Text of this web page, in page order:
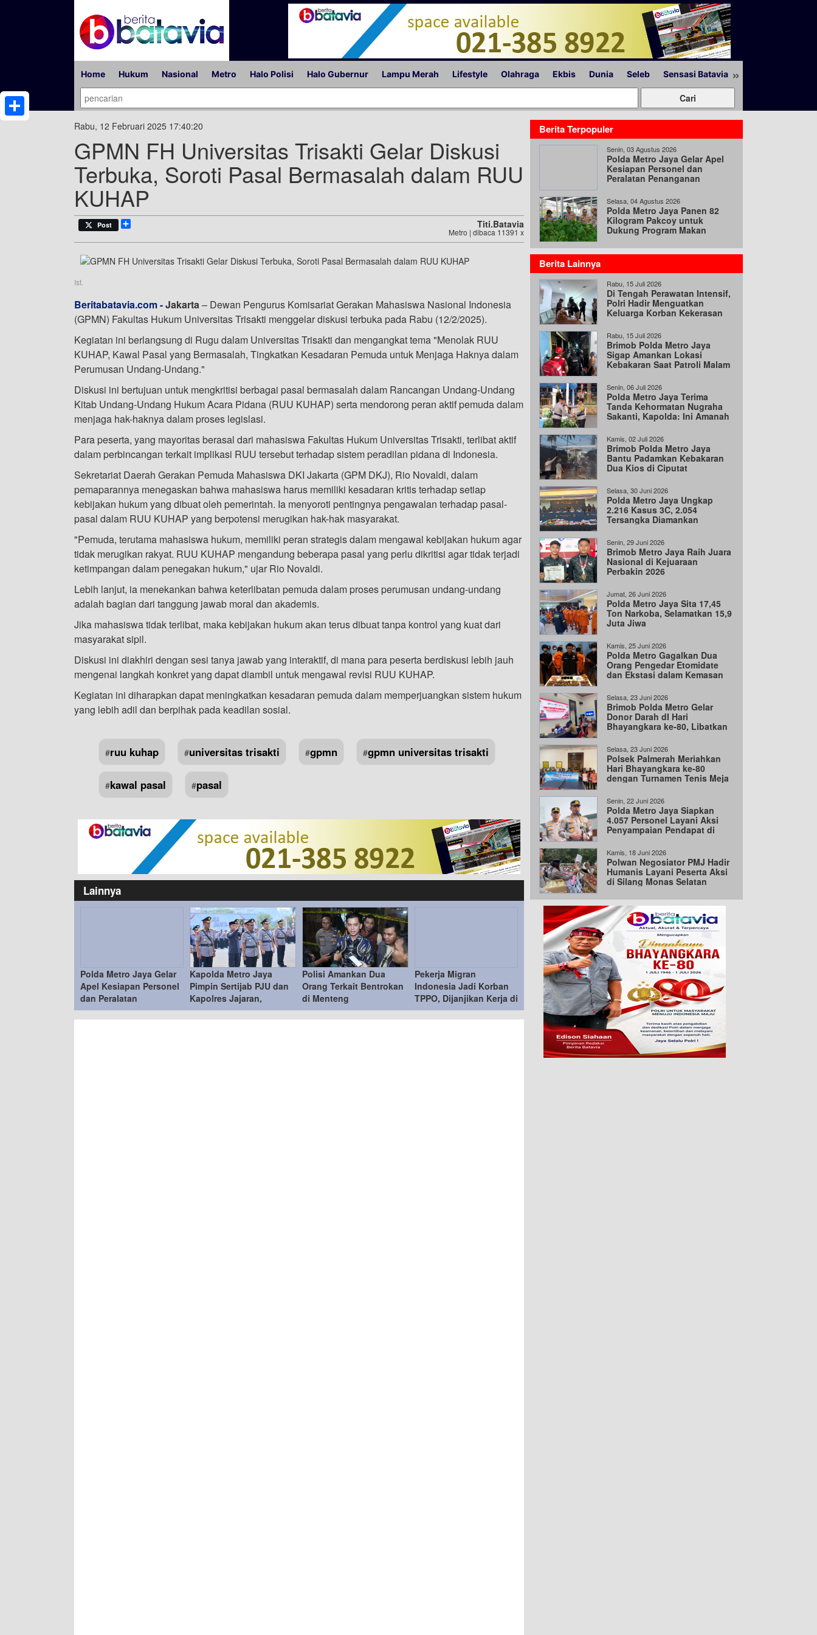
Home Hukum Nasional Metro Halo Polisi Halo Gubernur Lampu Merah Lifestyle Olahraga Ekbis Dunia Seleb Sensasi Batavia »
Rabu, 12 Februari 2025 17:40:20
GPMN FH Universitas Trisakti Gelar Diskusi
Terbuka, Soroti Pasal Bermasalah dalam RUU
KUHAP
Post Titi.batavia
Metro | dibaca 11391 x
Ist.
Beritabatavia.com -Jakarta– Dewan Pengurus Komisariat Gerakan Mahasiswa Nasional Indonesia
(GPMN) Fakultas Hukum Universitas Trisakti menggelar diskusi terbuka pada Rabu (12/2/2025).
Kegiatan ini berlangsung di Rugu dalam Universitas Trisakti dan mengangkat tema "Menolak RUU
KUHAP, Kawal Pasal yang Bermasalah, Tingkatkan Kesadaran Pemuda untuk Menjaga Haknya dalam
Perumusan Undang-Undang."
Diskusi ini bertujuan untuk mengkritisi berbagai pasal bermasalah dalam Rancangan Undang-Undang
Kitab Undang-Undang Hukum Acara Pidana (RUU KUHAP) serta mendorong peran aktif pemuda dalam
menjaga hak-haknya dalam proses legislasi.
Para peserta, yang mayoritas berasal dari mahasiswa Fakultas Hukum Universitas Trisakti, terlibat aktif
dalam perbincangan terkait implikasi RUU tersebut terhadap sistem peradilan pidana di Indonesia.
Sekretariat Daerah Gerakan Pemuda Mahasiswa DKI Jakarta (GPM DKJ), Rio Novaldi, dalam
pemaparannya menegaskan bahwa mahasiswa harus memiliki kesadaran kritis terhadap setiap
kebijakan hukum yang dibuat oleh pemerintah. Ia menyoroti pentingnya pengawalan terhadap pasal-
pasal dalam RUU KUHAP yang berpotensi merugikan hak-hak masyarakat.
"Pemuda, terutama mahasiswa hukum, memiliki peran strategis dalam mengawal kebijakan hukum agar
tidak merugikan rakyat. RUU KUHAP mengandung beberapa pasal yang perlu dikritisi agar tidak terjadi
ketimpangan dalam penegakan hukum," ujar Rio Novaldi.
Lebih lanjut, ia menekankan bahwa keterlibatan pemuda dalam proses perumusan undang-undang
adalah bagian dari tanggung jawab moral dan akademis.
Jika mahasiswa tidak terlibat, maka kebijakan hukum akan terus dibuat tanpa kontrol yang kuat dari
masyarakat sipil.
Diskusi ini diakhiri dengan sesi tanya jawab yang interaktif, di mana para peserta berdiskusi lebih jauh
mengenai langkah konkret yang dapat diambil untuk mengawal revisi RUU KUHAP.
Kegiatan ini diharapkan dapat meningkatkan kesadaran pemuda dalam memperjuangkan sistem hukum
yang lebih adil dan berpihak pada keadilan sosial.
Share
#ruu kuhap #universitas trisakti #gpmn #gpmn universitas trisakti
#kawal pasal #pasal
Lainnya
Polda Metro Jaya Gelar
Apel Kesiapan Personel
dan Peralatan
Penanganan Bencana
Kapolda Metro Jaya
Pimpin Sertijab PJU dan
Kapolres Jajaran,
Penyegaran Organisasi
Polisi Amankan Dua
Orang Terkait Bentrokan
di Menteng
Pekerja Migran
Indonesia Jadi Korban
TPPO, Dijanjikan Kerja di
Turki Berujung ke Libya
Berita Terpopuler
Senin, 03 Agustus 2026
Polda Metro Jaya Gelar Apel
Kesiapan Personel dan
Peralatan Penanganan
Selasa, 04 Agustus 2026
Polda Metro Jaya Panen 82
Kilogram Pakcoy untuk
Dukung Program Makan
Berita Lainnya
Rabu, 15 Juli 2026
Di Tengah Perawatan Intensif,
Polri Hadir Menguatkan
Keluarga Korban Kekerasan
Rabu, 15 Juli 2026
Brimob Polda Metro Jaya
Sigap Amankan Lokasi
Kebakaran Saat Patroli Malam
Senin, 06 Juli 2026
Polda Metro Jaya Terima
Tanda Kehormatan Nugraha
Sakanti, Kapolda: Ini Amanah
Kamis, 02 Juli 2026
Brimob Polda Metro Jaya
Bantu Padamkan Kebakaran
Dua Kios di Ciputat
Selasa, 30 Juni 2026
Polda Metro Jaya Ungkap
2.216 Kasus 3C, 2.054
Tersangka Diamankan
Senin, 29 Juni 2026
Brimob Metro Jaya Raih Juara
Nasional di Kejuaraan
Perbakin 2026
Jumat, 26 Juni 2026
Polda Metro Jaya Sita 17,45
Ton Narkoba, Selamatkan 15,9
Juta Jiwa
Kamis, 25 Juni 2026
Polda Metro Gagalkan Dua
Orang Pengedar Etomidate
dan Ekstasi dalam Kemasan
Selasa, 23 Juni 2026
Brimob Polda Metro Gelar
Donor Darah dI Hari
Bhayangkara ke-80, Libatkan
Selasa, 23 Juni 2026
Polsek Palmerah Meriahkan
Hari Bhayangkara ke-80
dengan Turnamen Tenis Meja
Senin, 22 Juni 2026
Polda Metro Jaya Siapkan
4.057 Personel Layani Aksi
Penyampaian Pendapat di
Kamis, 18 Juni 2026
Polwan Negosiator PMJ Hadir
Humanis Layani Peserta Aksi
di Silang Monas Selatan